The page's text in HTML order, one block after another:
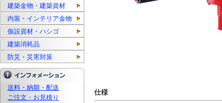
建築金物・建築資材
内装・インテリア金物
仮設資材・ハシゴ
建築消耗品
防災・災害対策
送料・納期・配送
ご注文・お見積り
仕様